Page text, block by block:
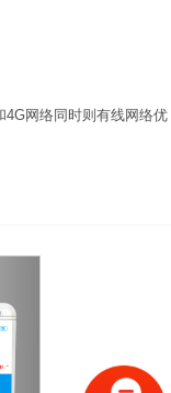
4G网络同时则有线网络优